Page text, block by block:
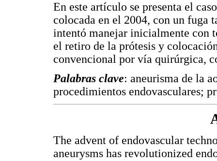
En este artículo se presenta el
colocada en el 2004, con un fuga
intentó manejar inicialmente con
el retiro de la prótesis y
convencional por vía quirúrgica,
Palabras clave: aneurisma de la
procedimientos endovasculares;
The advent of endovascular
aneurysms has revolutionized